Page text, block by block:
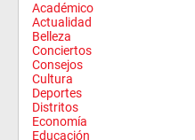
Académico
Actualidad
Belleza
Conciertos
Consejos
Cultura
Deportes
Distritos
Economía
Educación